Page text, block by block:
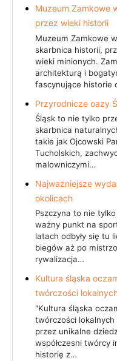
Muzeum Zamkowe
przez wieki historii
Muzeum Zamkowe
skarbnica historii,
wieki minionych.
architekturą i
fascynujące historie
Przyrodnicze oazy
Śląsk to nie tylko
skarbnica
takie jak Ojcowski
Tucholskich,
malowniczymi…
Najważniejsze
okolicach
Pszczyna to nie
ważny punkt na
latach odbyły się tu
biegów aż po
rywalizacja…
Kultura śląska
twórczości
"Kultura śląska
twórczości
przez unikalne
współczesni twórcy
historię z…